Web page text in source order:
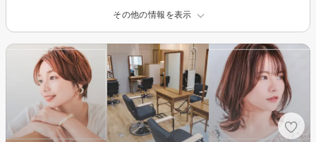
その他の情報を表示